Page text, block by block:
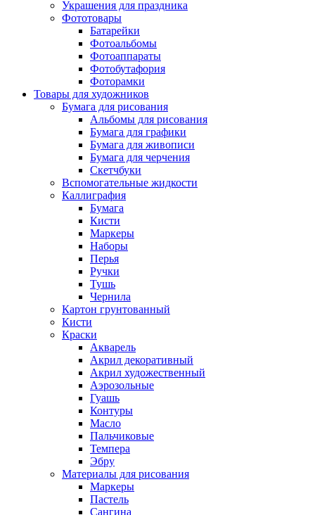
Украшения для праздника
Фототовары
Батарейки
Фотоальбомы
Фотоаппараты
Фотобутафория
Фоторамки
Товары для художников
Бумага для рисования
Альбомы для рисования
Бумага для графики
Бумага для живописи
Бумага для черчения
Скетчбуки
Вспомогательные жидкости
Каллиграфия
Бумага
Кисти
Маркеры
Наборы
Перья
Ручки
Тушь
Чернила
Картон грунтованный
Кисти
Краски
Акварель
Акрил декоративный
Акрил художественный
Аэрозольные
Гуашь
Контуры
Масло
Пальчиковые
Темпера
Эбру
Материалы для рисования
Маркеры
Пастель
Сангина